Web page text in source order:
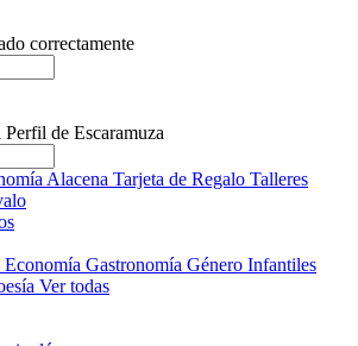
correctamente
Alacena Tarjeta de Regalo Talleres
Economía Gastronomía Género Infantiles
Ver todas